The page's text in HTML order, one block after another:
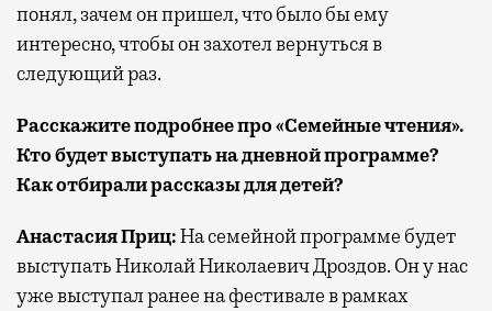
понял, зачем он пришел, что было бы ему
интересно, чтобы он захотел вернуться в
следующий раз.
Расскажите подробнее про «Семейные чтения».
Кто будет выступать на дневной программе?
Как отбирали рассказы для детей?
Анастасия Приц:На семейной программе будет
выступать Николай Николаевич Дроздов. Он у нас
уже выступал ранее на фестивале в рамках